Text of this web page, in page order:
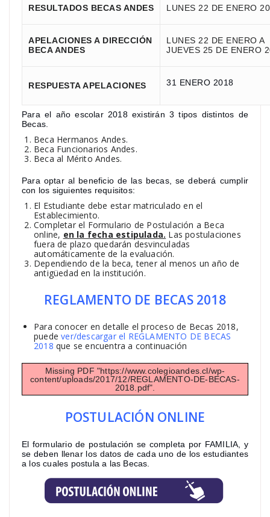
RESULTADOS BECAS ANDES LUNES 22 DE ENERO
APELACIONES A DIRECCIÓN
BECA ANDES
LUNES 22 DE ENERO A
JUEVES 25 DE ENERO
RESPUESTA APELACIONES 31 ENERO 2018
Para el año escolar 2018 existirán 3 tipos distintos de
Becas.
Beca Hermanos Andes.
Beca Funcionarios Andes.
Beca al Mérito Andes.
Para optar al beneficio de las becas, se deberá cumplir
con los siguientes requisitos:
El Estudiante debe estar matriculado en el
Establecimiento.
Completar el Formulario de Postulación a Beca
online, en la fecha estipulada. Las postulaciones
fuera de plazo quedarán desvinculadas
automáticamente de la evaluación.
Dependiendo de la beca, tener al menos un año de
antigüedad en la institución.
REGLAMENTO DE BECAS 2018
Para conocer en detalle el proceso de Becas 2018,
puede ver/descargar el REGLAMENTO DE BECAS
2018 que se encuentra a continuación
Missing PDF "https://www.colegioandes.cl/wp-
content/uploads/2017/12/REGLAMENTO-DE-BECAS-
2018.pdf".
POSTULACIÓN ONLINE
El formulario de postulación se completa por FAMILIA, y
se deben llenar los datos de cada uno de los estudiantes
a los cuales postula a las Becas.